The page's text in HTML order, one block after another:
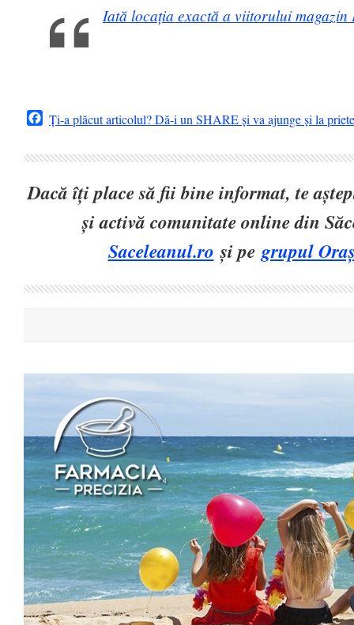
Iată locația exactă a viitorului magazin
Facebook
Ți-a plăcut articolul? Dă-i un SHARE și va ajunge și la
Dacă îți place să fii bine informat, te
și activă comunitate online din
Saceleanul.ro și pegrupul